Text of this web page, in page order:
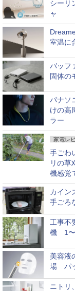
シーリ
ャ
室温に
バッフ
固体の
パナソ
けの高
ラー
家電レ
手ごわ
リの
機感覚
カイン
手ごろ
工事不
機 1〜
美容液
場 パ
ニトリ